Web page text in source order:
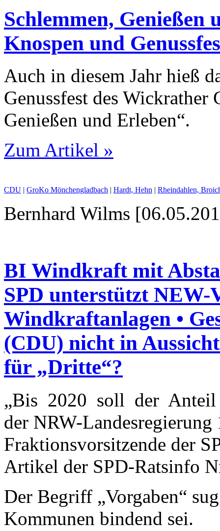
Schlemmen, Genießen
Knospen und
Auch in diesem Jahr hieß
Genussfest des Wickrather
Genießen und Erleben“.
Zum Artikel »
CDU | GroKo Mönchengladbach | Hardt, Hehn | Rheindahlen,
Bernhard Wilms
BI Windkraft mit
SPD unterstützt NEW-
Windkraftanlagen •
(CDU) nicht in
für „Dritte“?
„Bis 2020 soll der Anteil
der NRW-Landes­regierung
Fraktions­vorsitzende der
Artikel der SPD-Ratsinfo
Der Begriff „Vorgaben“
Kommunen bindend sei.